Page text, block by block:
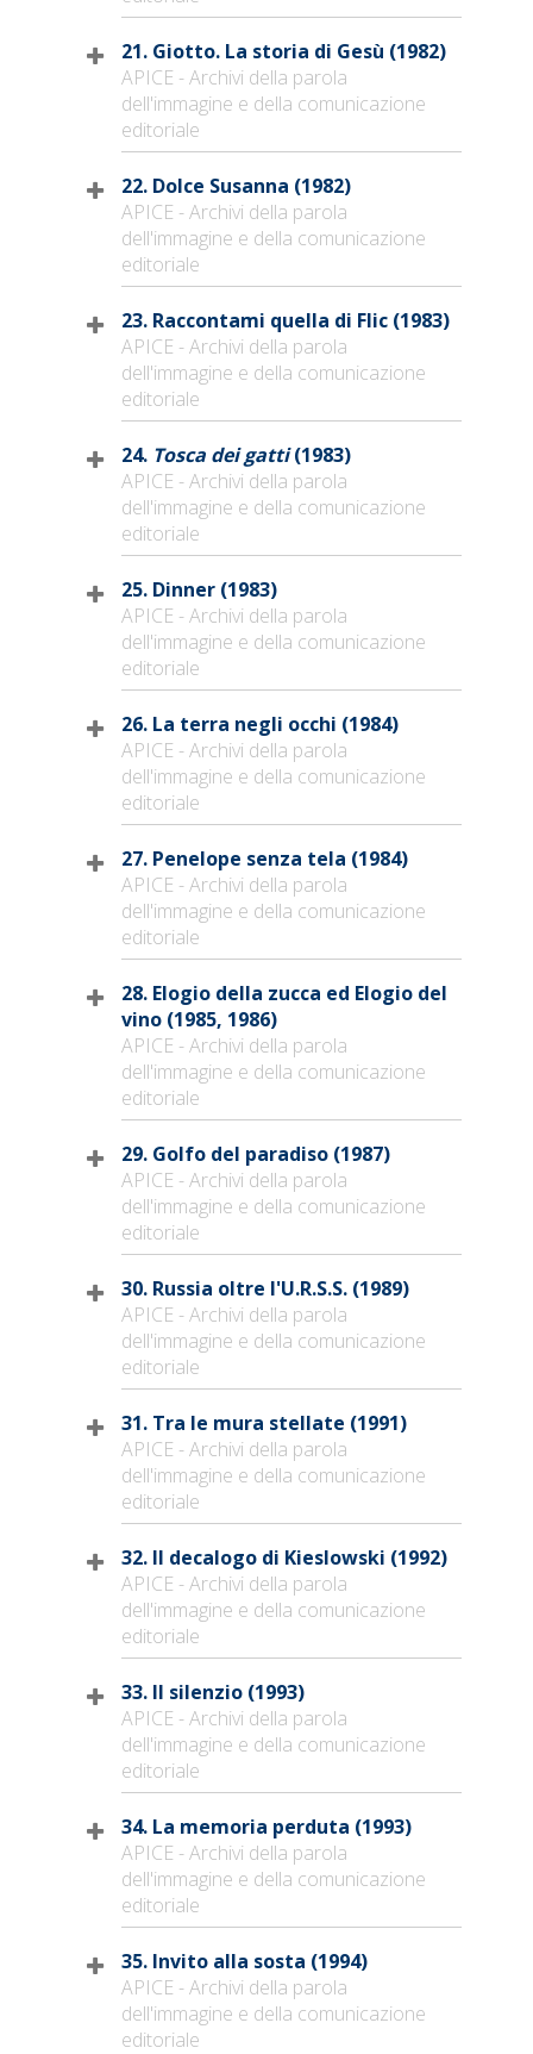
21. Giotto. La storia di Gesù (1982)
APICE - Archivi della parola
dell'immagine e della comunicazione
editoriale
22. Dolce Susanna (1982)
APICE - Archivi della parola
dell'immagine e della comunicazione
editoriale
23. Raccontami quella di Flic (1983)
APICE - Archivi della parola
dell'immagine e della comunicazione
editoriale
24. Tosca dei gatti(1983)
APICE - Archivi della parola
dell'immagine e della comunicazione
editoriale
25. Dinner (1983)
APICE - Archivi della parola
dell'immagine e della comunicazione
editoriale
26. La terra negli occhi (1984)
APICE - Archivi della parola
dell'immagine e della comunicazione
editoriale
27. Penelope senza tela (1984)
APICE - Archivi della parola
dell'immagine e della comunicazione
editoriale
28. Elogio della zucca ed Elogio del
vino (1985, 1986)
APICE - Archivi della parola
dell'immagine e della comunicazione
editoriale
29. Golfo del paradiso (1987)
APICE - Archivi della parola
dell'immagine e della comunicazione
editoriale
30. Russia oltre l'U.R.S.S. (1989)
APICE - Archivi della parola
dell'immagine e della comunicazione
editoriale
31. Tra le mura stellate (1991)
APICE - Archivi della parola
dell'immagine e della comunicazione
editoriale
32. Il decalogo di Kieslowski (1992)
APICE - Archivi della parola
dell'immagine e della comunicazione
editoriale
33. Il silenzio (1993)
APICE - Archivi della parola
dell'immagine e della comunicazione
editoriale
34. La memoria perduta (1993)
APICE - Archivi della parola
dell'immagine e della comunicazione
editoriale
35. Invito alla sosta (1994)
APICE - Archivi della parola
dell'immagine e della comunicazione
editoriale